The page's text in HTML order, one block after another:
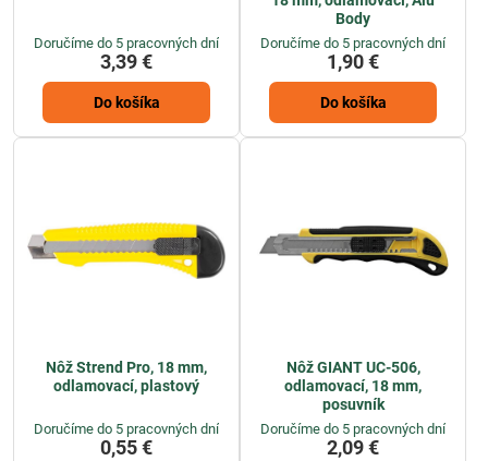
Doručíme do 5 pracovných dní
3,39 €
Do košíka
Body
Doručíme do 5 pracovných dní
1,90 €
Do košíka
Nôž Strend Pro, 18 mm,
odlamovací, plastový
Doručíme do 5 pracovných dní
0,55 €
Nôž GIANT UC-506,
odlamovací, 18 mm,
posuvník
Doručíme do 5 pracovných dní
2,09 €